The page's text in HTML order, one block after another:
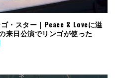
・スター｜Peace & Loveに溢
来日公演でリンゴが使った